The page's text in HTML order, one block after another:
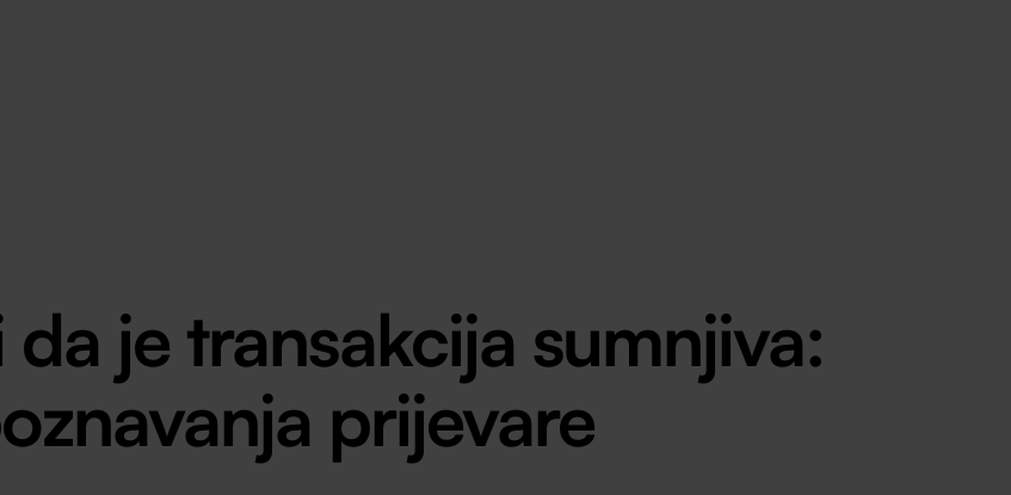
je transakcija sumnjiva:
prijevare